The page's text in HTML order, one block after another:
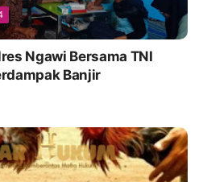
Ngawi Bersama TNI
Banjir